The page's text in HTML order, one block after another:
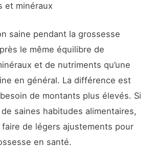
et minéraux
saine pendant la grossesse
le même équilibre de
et de nutriments qu’une
en général. La différence est
de montants plus élevés. Si
saines habitudes alimentaires,
de légers ajustements pour
en santé.